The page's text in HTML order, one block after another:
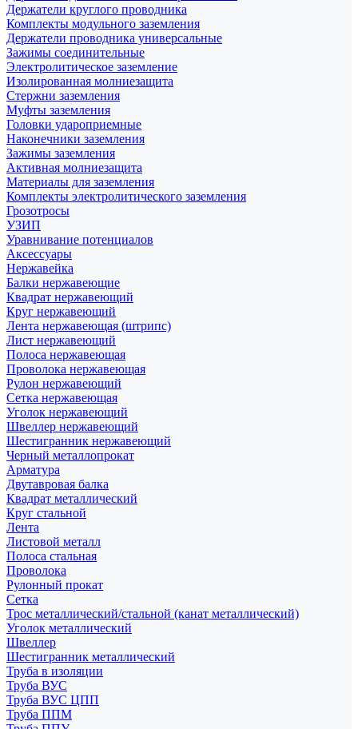
Держатели круглого проводника
Комплекты модульного заземления
Держатели проводника универсальные
Зажимы соединительные
Электролитическое заземление
Изолированная молниезащита
Стержни заземления
Муфты заземления
Головки удароприемные
Наконечники заземления
Зажимы заземления
Активная молниезащита
Материалы для заземления
Комплекты электролитического заземления
Грозотросы
УЗИП
Уравнивание потенциалов
Аксессуары
Нержавейка
Балки нержавеющие
Квадрат нержавеющий
Круг нержавеющий
Лента нержавеющая (штрипс)
Лист нержавеющий
Полоса нержавеющая
Проволока нержавеющая
Рулон нержавеющий
Сетка нержавеющая
Уголок нержавеющий
Швеллер нержавеющий
Шестигранник нержавеющий
Черный металлопрокат
Арматура
Двутавровая балка
Квадрат металлический
Круг стальной
Лента
Листовой металл
Полоса стальная
Проволока
Рулонный прокат
Сетка
Трос металлический/стальной (канат металлический)
Уголок металлический
Швеллер
Шестигранник металлический
Труба в изоляции
Труба ВУС
Труба ВУС ЦПП
Труба ППМ